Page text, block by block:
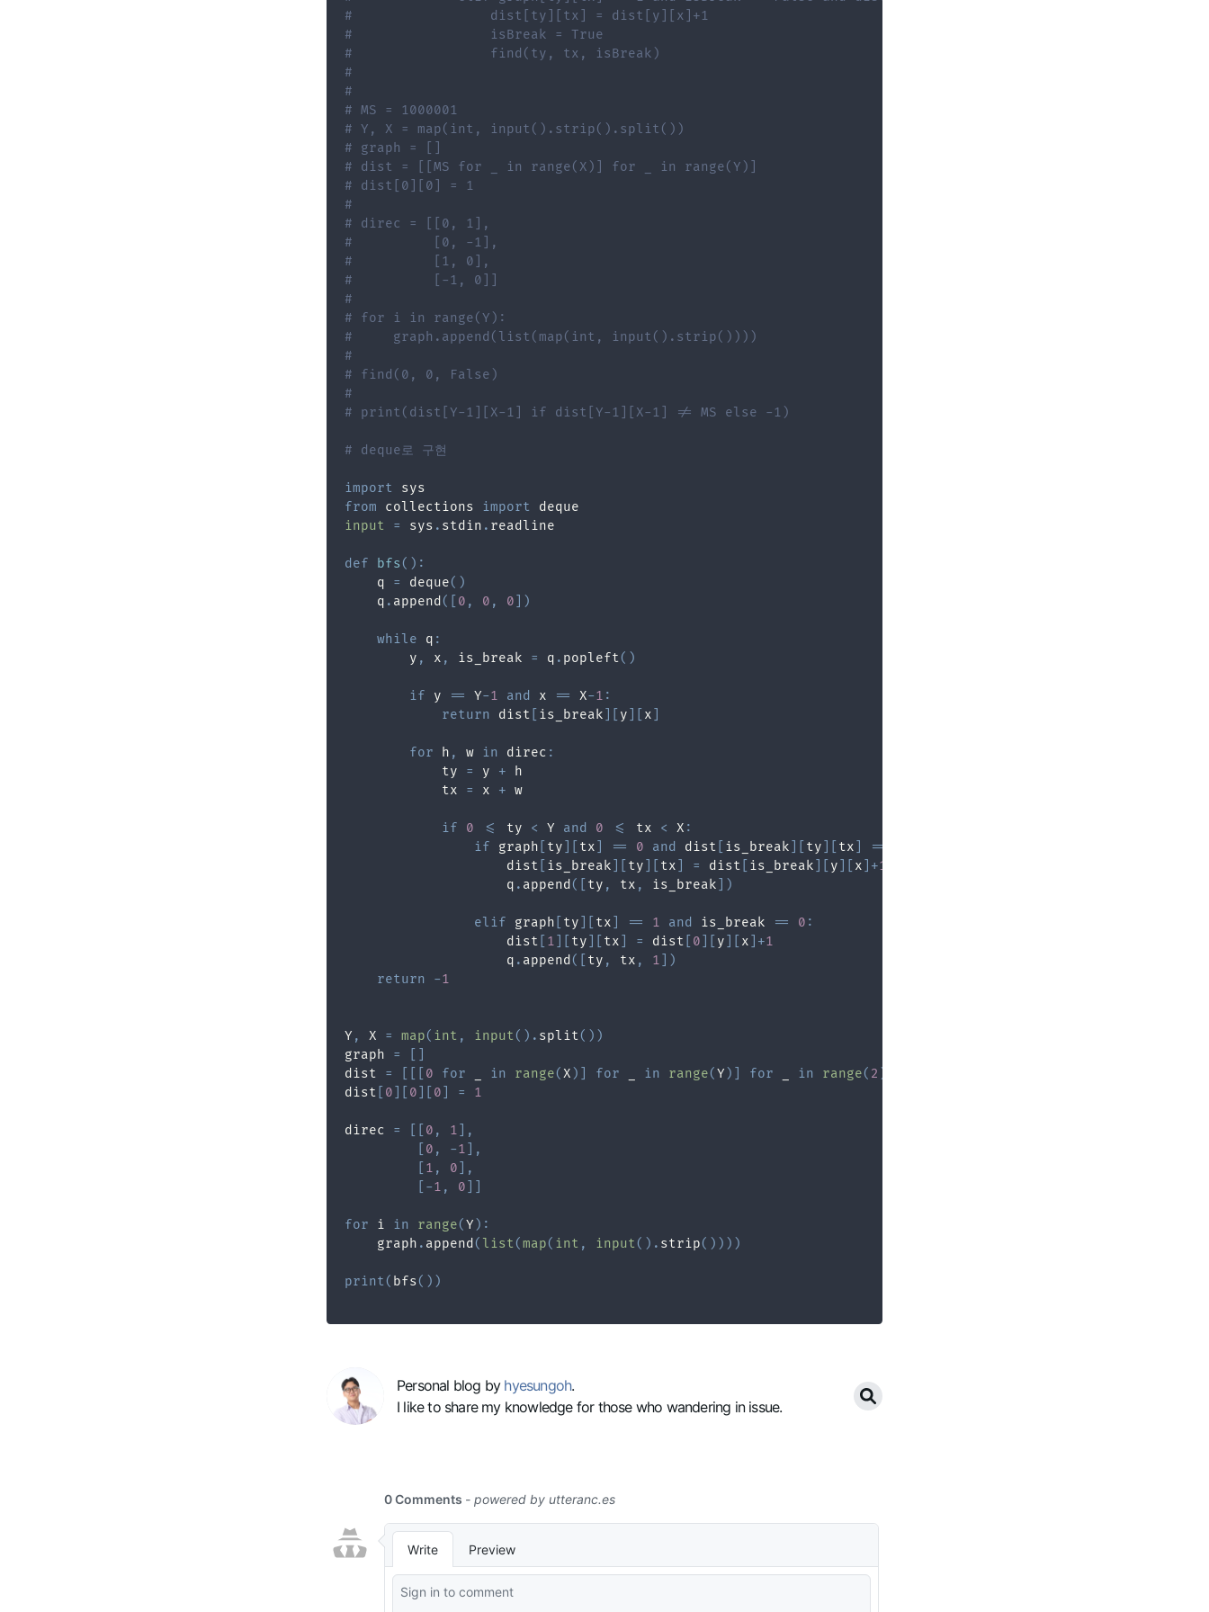
#                 dist[ty][tx] = dist[y][x]+1
#                 isBreak = True
#                 find(ty, tx, isBreak)
#
#
# MS = 1000001
# Y, X = map(int, input().strip().split())
# graph = []
# dist = [[MS for _ in range(X)] for _ in range(Y)]
# dist[0][0] = 1
#
# direc = [[0, 1],
#          [0, -1],
#          [1, 0],
#          [-1, 0]]
#
# for i in range(Y):
#     graph.append(list(map(int, input().strip())))
#
# find(0, 0, False)
#
# print(dist[Y-1][X-1] if dist[Y-1][X-1] != MS else -1)
# deque로 구현
import
from collections import
input
= sys . stdin .
def bfs( ) :
    q
= deque( )
    q
. append ( 0 , 0 , 0 )
while q :
        y
, x , is_break = q . popleft( )
if y == Y-1 and x == X-1 :
return dist is_break y x
for h , w in direc :
            ty
= y +
            tx
= x +
if 0 <= ty < Y and 0 <= tx < X :
if graph ty tx == 0 and dist is_break ty tx ==
                    dist
is_break ty tx = dist is_break y x +1
                    q
. append ( ty , tx , is_break )
elif graph ty tx == 1 and is_break == 0 :
                    dist
1 ty tx = dist 0 y x +1
                    q
. append ( ty , tx , 1
)
return
-1
Y , X = map( int , input( ) . split( ) )
graph =
dist = 0 for in range(X ) for in range(Y ) for in range( 2 )
dist
0 0 0 = 1
direc = 0 , 1
,
0 , -1
,
1 , 0
,
-1 , 0
for i in range(Y ) :
    graph
. append ( list(map( int , input( ) . strip( ) ) ) )
print( bfs( ) )
Personal blog by hyesungoh.
I like to share my knowledge for those who wandering in issue.